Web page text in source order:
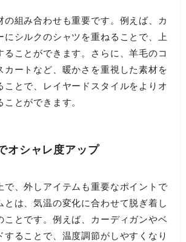
の組み合わせも重要です。例えば、カ
にシルクのシャツを重ねることで、上
ることができます。さらに、羊毛のコ
カートなど、暖かさを重視した素材を
ことで、レイヤードスタイルをよりオ
とができます。
オシャレ度アップ
で、外しアイテムも重要なポイントで
とは、気温の変化に合わせて脱ぎ着し
ことです。例えば、カーディガンやベ
することで、温度調節がしやすくなり